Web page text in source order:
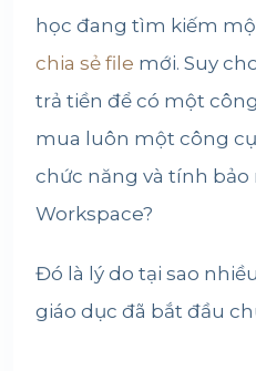
học đang tìm kiếm
chia sẻ file mới. Suy
trả tiền để có một
mua luôn một công
chức năng và tính bảo
Workspace?
Đó là lý do tại sao
giáo dục đã bắt đầu